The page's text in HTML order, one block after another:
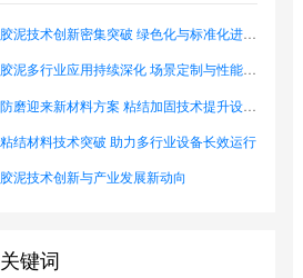
结材料技术突破 助力多行业设备长效运行
泥技术创新与产业发展新动向
键词